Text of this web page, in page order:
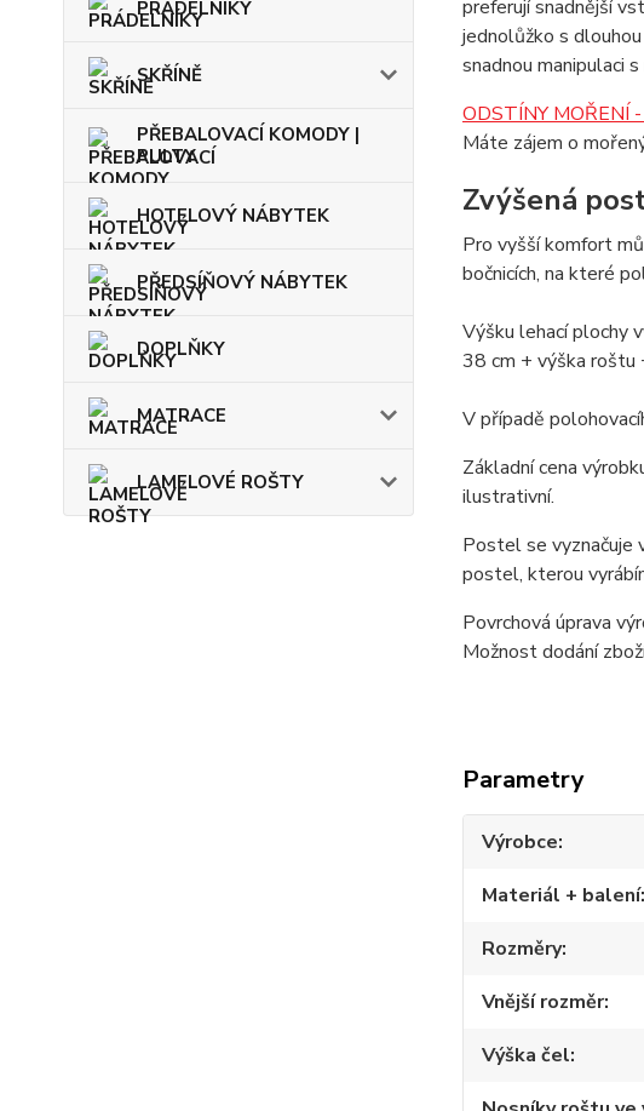
PRÁDELNÍKY
SKŘÍNĚ
PŘEBALOVACÍ KOMODY |
PULTY
HOTELOVÝ NÁBYTEK
PŘEDSÍŇOVÝ NÁBYTEK
DOPLŇKY
MATRACE
LAMELOVÉ ROŠTY
preferují snadnější
jednolůžko s
snadnou manipulaci
ODSTÍNY MOŘENÍ
Máte zájem o
Zvýšená
Pro vyšší komfort
bočnicích, na které
Výšku lehací plochy
38 cm + výška roštu
V případě
Základní cena
ilustrativní.
Postel se vyznačuje
postel, kterou
Povrchová úprava
Možnost dodání
Parametry
Výrobce
Materiál + balení
Rozměry
Vnější rozměr
Výška čel